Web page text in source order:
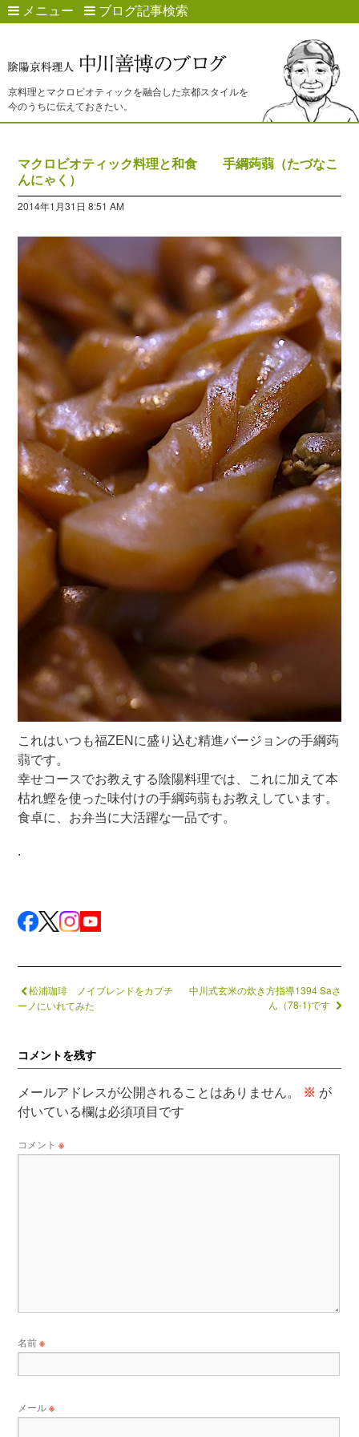
メニュー ブログ記事検索
京料理とマクロビオティックを融合した京都スタイルを
今のうちに伝えておきたい。
マクロビオティック料理と和食 手綱蒟蒻（たづなこ
んにゃく）
2014年1月31日 8:51 AM
これはいつも福ZENに盛り込む精進バージョンの手綱蒟
蒻です。
幸せコースでお教えする陰陽料理では、これに加えて本
枯れ鰹を使った味付けの手綱蒟蒻もお教えしています。
食卓に、お弁当に大活躍な一品です。
.
松浦珈琲 ノイブレンドをカプチ
ーノにいれてみた
中川式玄米の炊き方指導1394 Saさ
ん（78-1)です
コメントを残す
メールアドレスが公開されることはありません。 ※ が
付いている欄は必須項目です
コメント※
名前※
メール※